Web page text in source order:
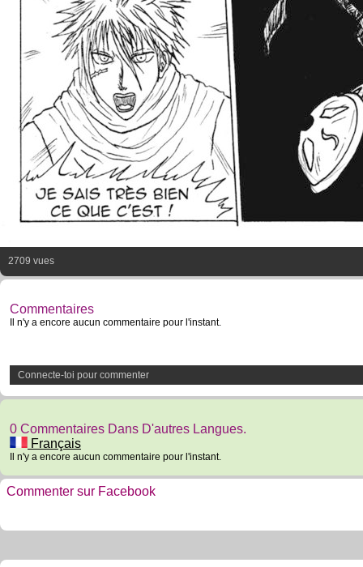
2709 vues
Commentaires
Il n'y a encore aucun commentaire pour l'instant.
Connecte-toi pour commenter
0 Commentaires Dans D'autres Langues.
Français
Il n'y a encore aucun commentaire pour l'instant.
Commenter sur Facebook